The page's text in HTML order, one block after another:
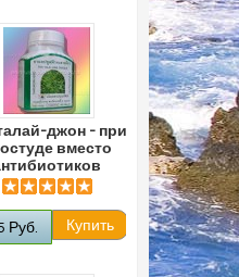
джон - при
вместо
Руб.